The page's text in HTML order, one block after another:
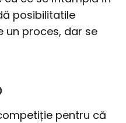
posibilitatile
un proces, dar se
pentru că